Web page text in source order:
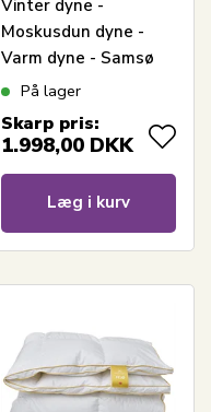
Vinter dyne -
Moskusdun dyne -
Varm dyne - Samsø
dynen - 140x200 cm -
På lager
Skarp pris:
1.998,00 DKK
Læg i kurv